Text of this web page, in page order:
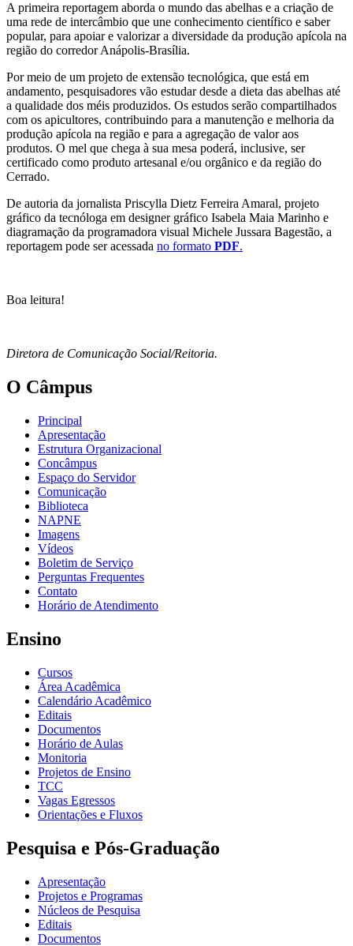
A primeira reportagem aborda o mundo das abelhas e a criação de
uma rede de intercâmbio que une conhecimento científico e saber
popular, para apoiar e valorizar a diversidade da produção apícola na
região do corredor Anápolis-Brasília.
Por meio de um projeto de extensão tecnológica, que está em
andamento, pesquisadores vão estudar desde a dieta das abelhas até
a qualidade dos méis produzidos. Os estudos serão compartilhados
com os apicultores, contribuindo para a manutenção e melhoria da
produção apícola na região e para a agregação de valor aos
produtos. O mel que chega à sua mesa poderá, inclusive, ser
certificado como produto artesanal e/ou orgânico e da região do
Cerrado.
De autoria da jornalista Priscylla Dietz Ferreira Amaral, projeto
gráfico da tecnóloga em designer gráfico Isabela Maia Marinho e
diagramação da programadora visual Michele Jussara Bagestão, a
reportagem pode ser acessada no formato PDF.
Boa leitura!
Diretora de Comunicação Social/Reitoria.
O Câmpus
Principal
Apresentação
Estrutura Organizacional
Concâmpus
Espaço do Servidor
Comunicação
Biblioteca
NAPNE
Imagens
Vídeos
Boletim de Serviço
Perguntas Frequentes
Contato
Horário de Atendimento
Ensino
Cursos
Área Acadêmica
Calendário Acadêmico
Editais
Documentos
Horário de Aulas
Monitoria
Projetos de Ensino
TCC
Vagas Egressos
Orientações e Fluxos
Pesquisa e Pós-Graduação
Apresentação
Projetos e Programas
Núcleos de Pesquisa
Editais
Documentos